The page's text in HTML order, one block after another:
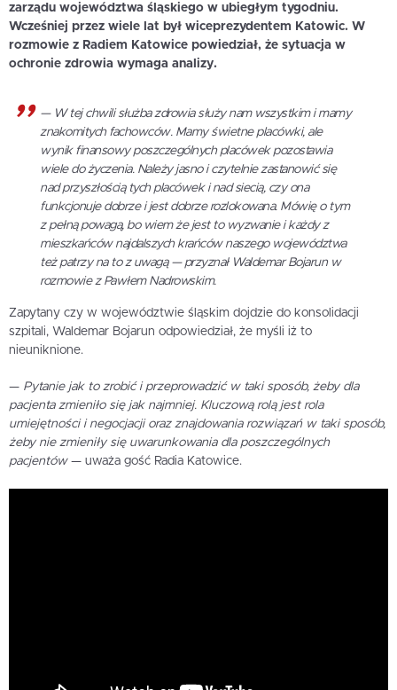
zarządu województwa śląskiego w ubiegłym tygodniu.
Wcześniej przez wiele lat był wiceprezydentem Katowic. W
rozmowie z Radiem Katowice powiedział, że sytuacja w
ochronie zdrowia wymaga analizy.
—W tej chwili służba zdrowia służy nam wszystkim i mamy
znakomitych fachowców. Mamy świetne placówki, ale
wynik finansowy poszczególnych placówek pozostawia
wiele do życzenia. Należy jasno i czytelnie zastanowić się
nad przyszłością tych placówek i nad siecią, czy ona
funkcjonuje dobrze i jest dobrze rozlokowana. Mówię o tym
z pełną powagą, bo wiem że jest to wyzwanie i każdy z
mieszkańców najdalszych krańców naszego województwa
też patrzy na to z uwagą— przyznał Waldemar Bojarun w
rozmowie z Pawłem Nadrowskim.
Zapytany czy w województwie śląskim dojdzie do konsolidacji
szpitali, Waldemar Bojarun odpowiedział, że myśli iż to
nieuniknione.
— Pytanie jak to zrobić i przeprowadzić w taki sposób, żeby dla
pacjenta zmieniło się jak najmniej. Kluczową rolą jest rola
umiejętności i negocjacji oraz znajdowania rozwiązań w taki sposób,
żeby nie zmieniły się uwarunkowania dla poszczególnych
pacjentów — uważa gość Radia Katowice.